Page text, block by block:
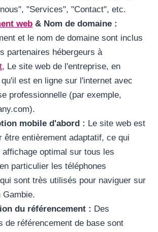
"Services", "Contact", etc.
web & Nom de domaine :
et le nom de domaine sont inclus
partenaires hébergeurs à
, Le site web de l'entreprise, en
est en ligne sur l'internet avec
professionnelle (par exemple,
mobile d'abord : Le site web est
être entièrement adaptatif, ce qui
affichage optimal sur tous les
particulier les téléphones
sont très utilisés pour naviguer sur
Gambie.
du référencement : Des
de référencement de base sont